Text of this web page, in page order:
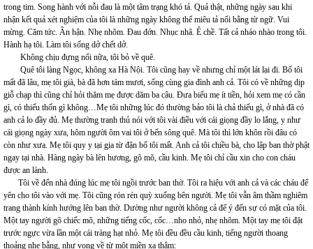
trong tim. Song hành với nỗi đau là một tâm trạng khó tả. Quả thật, những ngày sau khi
nhận kết quả xét nghiệm của tôi là những ngày không thể miêu tả nổi bằng từ ngữ. Vui
mừng. Căm tức. Ân hận. Nhẹ nhõm. Đau đớn. Nhục nhã. Ê chề. Tất cả nháo nhào trong tôi.
Hành hạ tôi. Làm tôi sống dở chết dở.
Không chịu đựng nổi nữa, tôi bỏ về quê.
Quê tôi làng Ngọc, không xa Hà Nội. Tôi cũng hay về nhưng chỉ một lát lại đi. Bố tôi
mất đã lâu, mẹ tôi già, bà đã hơn tám mươi, sống cùng gia đình anh cả. Tôi có về những dịp
giỗ chạp thì cũng chỉ hỏi thăm mẹ được dăm ba câu. Đưa biếu mẹ ít tiền, hỏi xem mẹ có cần
gì, có thiếu thốn gì không…Mẹ tôi những lúc đó thường bảo tôi là chả thiếu gì, ở nhà đã có
anh cả lo đầy đủ. Mẹ thường tranh thủ nói với tôi vài điều với cái giọng đầy lo lắng, y như
cái giọng ngày xưa, hôm người ôm vai tôi ở bến sông quê. Mà tôi thì lớn khôn rồi đâu có
còn như xưa. Mẹ tôi quy y tại gia từ đận bố tôi mất. Anh cả tôi chiều bà, cho lập ban thờ phật
ngay tại nhà. Hàng ngày bà lên hương, gõ mõ, cầu kinh. Mẹ tôi chỉ cầu xin cho con cháu
được an lành.
Tôi về đến nhà đúng lúc mẹ tôi ngồi trước ban thờ. Tôi ra hiệu với anh cả và các cháu để
yên cho tôi vào với mẹ. Tôi cũng rón rén quỳ xuống bên người. Mẹ tôi vẫn âm thầm nghiêm
trang thành kính hướng lên ban thờ. Dường như người không cả để ý đến sự có mặt của tôi.
Một tay người gõ chiếc mõ, những tiếng cốc, cốc…nho nhỏ, nhẹ nhõm. Một tay mẹ tôi đặt
trước ngực vừa lần một cái tràng hạt nhỏ. Mẹ tôi đều đều cầu kinh, tiếng người thoang
thoảng nhẹ bẫng, như vọng về từ một miền xa thẳm: